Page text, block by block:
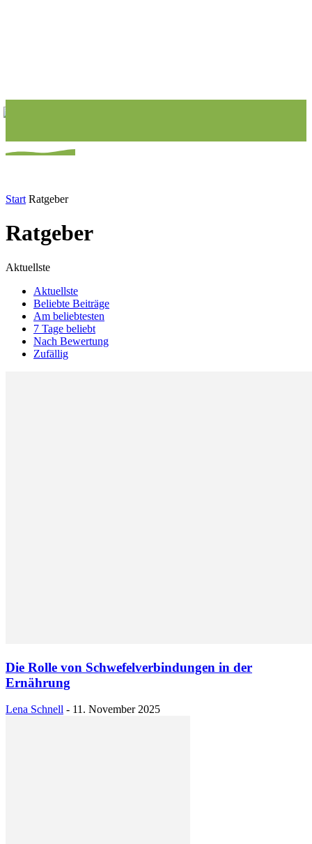
Start Ratgeber
Ratgeber
Aktuellste
Aktuellste
Beliebte Beiträge
Am beliebtesten
7 Tage beliebt
Nach Bewertung
Zufällig
Die Rolle von Schwefelverbindungen in der
Ernährung
Lena Schnell - 11. November 2025